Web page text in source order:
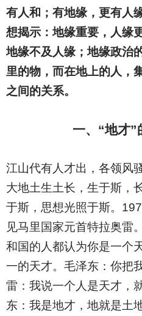
有人和；有地缘，更有人缘
想揭示：地缘重要，人缘
地缘不及人缘；地缘政治
里的物，而在地上的人，
之间的关系。
一、“地才”
江山代有人才出，各领风
大地土生土长，生于斯，
于斯，思想光照于斯。
见马里国家元首特拉奥雷
和国的人都认为你是一个
一的天才。毛泽东：你
雷：我说一个人是天才，
东：我是地才，地就是土